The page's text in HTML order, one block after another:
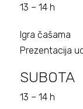
13 – 14 h
Igra čašama
Prezentacija
SUBOTA
13 – 14 h